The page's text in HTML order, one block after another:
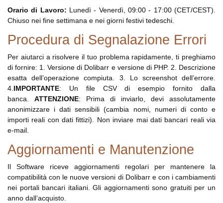
Orario di Lavoro: Lunedì - Venerdì, 09:00 - 17:00 (CET/CEST).
Chiuso nei fine settimana e nei giorni festivi tedeschi.
Procedura di Segnalazione Errori
Per aiutarci a risolvere il tuo problema rapidamente, ti preghiamo
di fornire: 1. Versione di Dolibarr e versione di PHP. 2. Descrizione
esatta dell’operazione compiuta. 3. Lo screenshot dell’errore.
4.IMPORTANTE: Un file CSV di esempio fornito dalla
banca. ATTENZIONE: Prima di inviarlo, devi assolutamente
anonimizzare i dati sensibili (cambia nomi, numeri di conto e
importi reali con dati fittizi). Non inviare mai dati bancari reali via
e-mail.
Aggiornamenti e Manutenzione
Il Software riceve aggiornamenti regolari per mantenere la
compatibilità con le nuove versioni di Dolibarr e con i cambiamenti
nei portali bancari italiani. Gli aggiornamenti sono gratuiti per un
anno dall’acquisto.